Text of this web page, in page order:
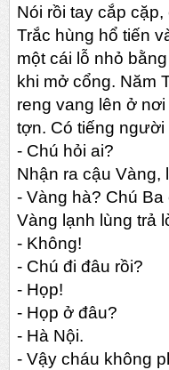
Nói rồi tay cắp
Trắc hùng hổ tiến
một cái lỗ nhỏ
khi mở cổng. Năm
reng vang lên ở
tợn. Có tiếng
- Chú hỏi ai?
Nhận ra cậu Vàng,
- Vàng hà? Chú
Vàng lạnh lùng trả
- Không!
- Chú đi đâu rồi?
- Họp!
- Họp ở đâu?
- Hà Nội.
- Vậy cháu không